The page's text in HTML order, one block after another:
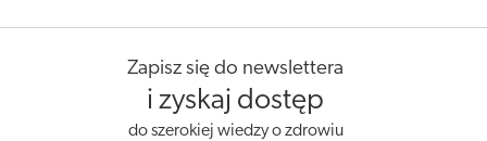
Zapisz się do newslettera
i zyskaj dostęp
do szerokiej wiedzy o zdrowiu